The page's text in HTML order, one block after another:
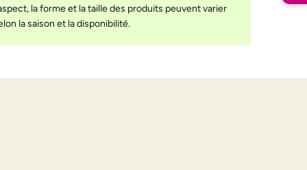
la forme et la taille des produits peuvent varier
la saison et la disponibilité.